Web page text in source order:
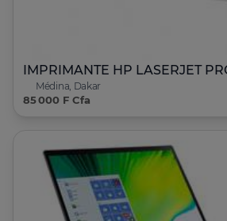
Médina, Dakar
85 000 F Cfa